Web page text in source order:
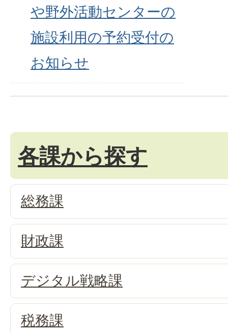
や野外活動センターの
施設利用の予約受付の
お知らせ
各課から探す
総務課
財政課
デジタル戦略課
税務課